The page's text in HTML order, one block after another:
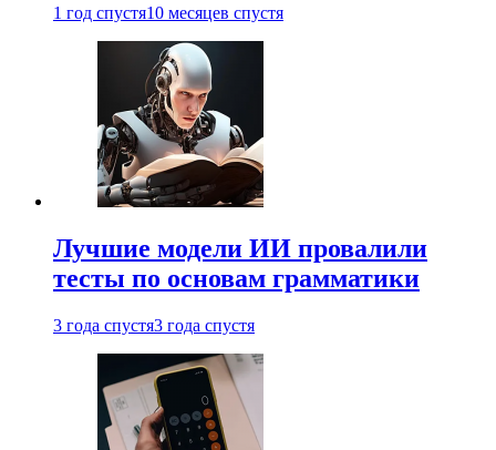
1 год спустя10 месяцев спустя
Лучшие модели ИИ провалили
тесты по основам грамматики
3 года спустя3 года спустя